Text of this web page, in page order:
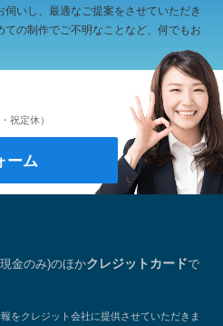
いし、最適なご提案をさせていただき
の制作でご不明なことなど、何でもお
祝定休）
ーム
金のみ)のほかクレジットカードで
をクレジット会社に提供させていただきま